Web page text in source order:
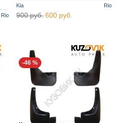
Rio
Kia Rio
900 руб. 600 руб.
-46 %